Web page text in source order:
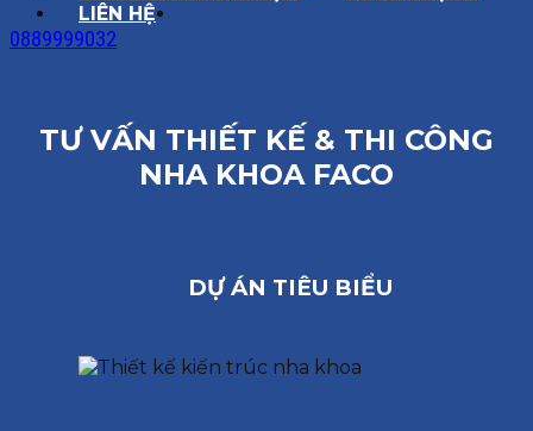
LIÊN HỆ
0889999032
TƯ VẤN THIẾT KẾ & THI CÔNG
NHA KHOA FACO
DỰ ÁN TIÊU BIỂU